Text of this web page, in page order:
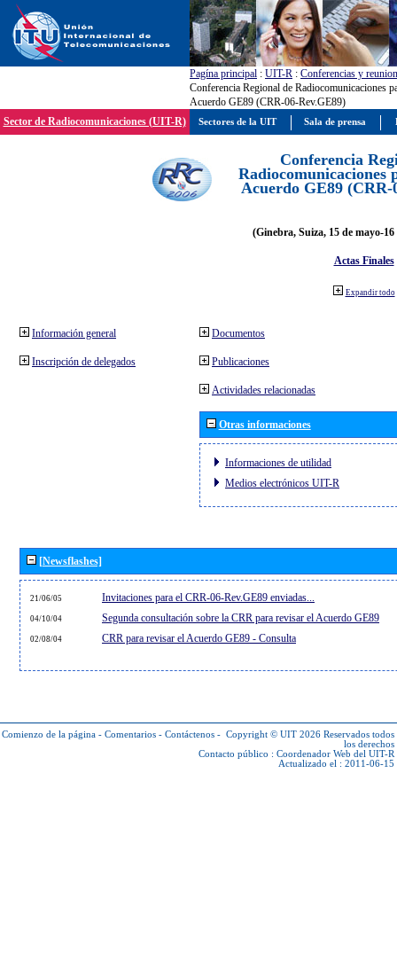
Pagína principal : UIT-R : Conferencias y
Conferencia Regional de Radiocomunicaciones
Acuerdo GE89 (CRR-06-Rev.GE89)
Sector de Radiocomunicaciones (UIT-R)
Conferencia
Radiocomunicaciones
Acuerdo GE89 (CRR-
(Ginebra, Suiza, 15 de mayo-
Actas Finales
Expandir todo
Información general
Inscripción de delegados
Documentos
Publicaciones
Actividades relacionadas
Otras informaciones
Informaciones de utilidad
Medios electrónicos UIT-R
[Newsflashes]
21/06/05 Invitaciones para el CRR-06-Rev.GE89 enviadas...
04/10/04 Segunda consultación sobre la CRR para revisar el Acuerdo GE89
02/08/04 CRR para revisar el Acuerdo GE89 - Consulta
Comienzo de la página - Comentarios - Contáctenos - Copyright © UIT 2026 Reservados todos
los derechos
Contacto público : Coordenador Web del UIT-R
Actualizado el : 2011-06-15
Sectores de la UIT Sala de prensa